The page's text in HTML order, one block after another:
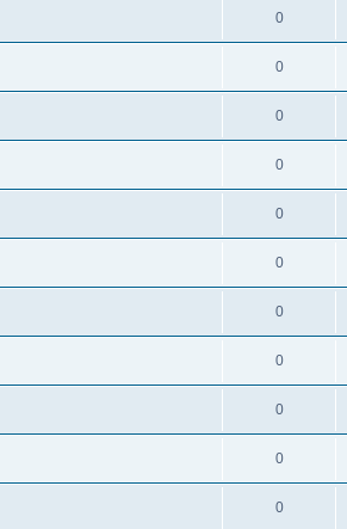
0
0
0
0
0
0
0
0
0
0
0